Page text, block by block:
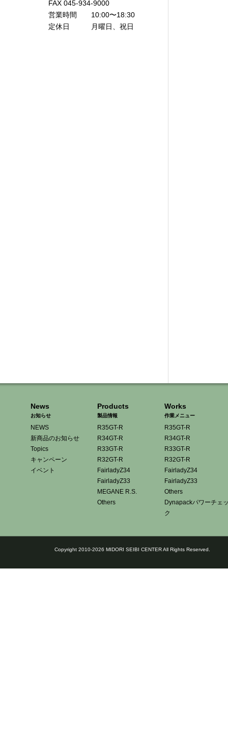
FAX 045-934-9000
営業時間 10:00〜18:30
定休日 月曜日、祝日
News
お知らせ
NEWS
新商品のお知らせ
Topics
キャンペーン
イベント
Products
製品情報
R35GT-R
R34GT-R
R33GT-R
R32GT-R
FairladyZ34
FairladyZ33
MEGANE R.S.
Others
Works
作業メニュー
R35GT-R
R34GT-R
R33GT-R
R32GT-R
FairladyZ34
FairladyZ33
Others
Dynapackパワーチェ
ク
Copyright 2010-2026 MIDORI SEIBI CENTER All Rights Reserved.